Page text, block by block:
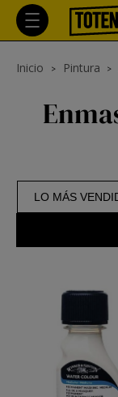
Inicio Pintura
LO MÁS